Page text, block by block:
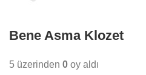
Bene Asma Klozet
5 üzerinden 0 oy aldı